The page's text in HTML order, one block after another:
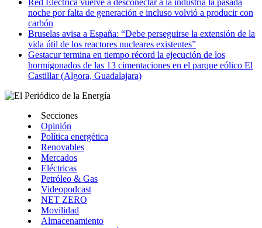
noche por falta de generación e incluso volvió a producir con
carbón
Bruselas avisa a España: “Debe perseguirse la extensión de la
vida útil de los reactores nucleares existentes”
Gestacur termina en tiempo récord la ejecución de los
hormigonados de las 13 cimentaciones en el parque eólico El
Castillar (Algora, Guadalajara)
Secciones
Opinión
Política energética
Renovables
Mercados
Eléctricas
Petróleo & Gas
Videopodcast
NET ZERO
Movilidad
Almacenamiento